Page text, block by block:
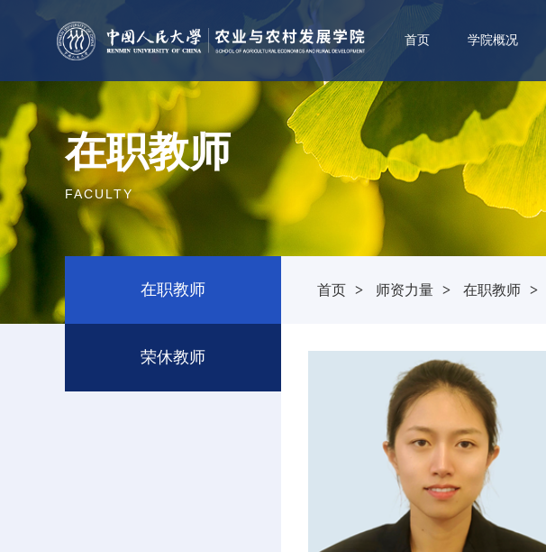
首页 学院概况
在职教师
FACULTY
在职教师
荣休教师
首页 > 师资力量 > 在职教师 >